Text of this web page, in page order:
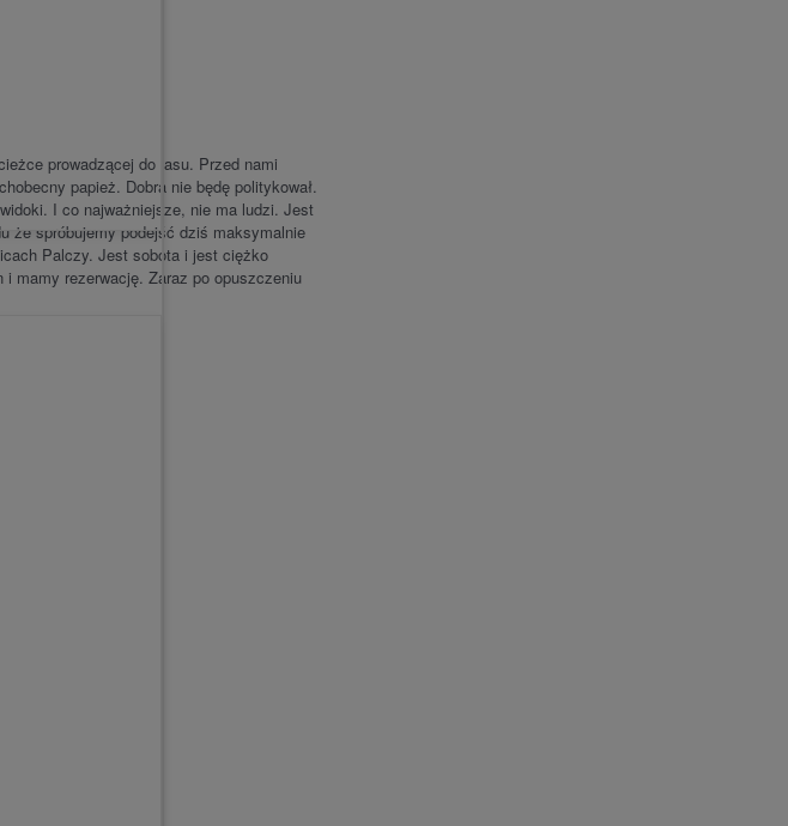
prowadzącej do lasu. Przed nami
papież. Dobra nie będę politykował.
I co najważniejsze, nie ma ludzi. Jest
że spróbujemy podejść dziś maksymalnie
Palczy. Jest sobota i jest ciężko
mamy rezerwację. Zaraz po opuszczeniu